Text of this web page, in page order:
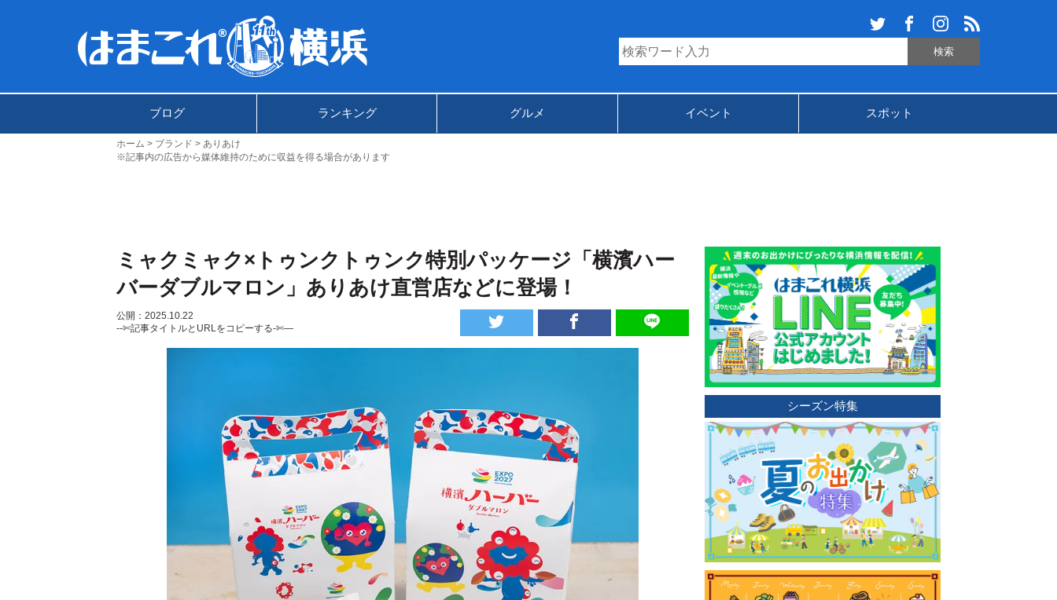
ブログ ランキング グルメ イベント スポット
ホーム ブランド
ありあけ
※記事内の広告から媒体維持のために収益を得る場合があります
ミャクミャク×トゥンクトゥンク特別パッケージ「横濱ハー
バーダブルマロン」ありあけ直営店などに登場！
公開：2025.10.22
--✄記事タイトルとURLをコピーする-✄—
シーズン特集